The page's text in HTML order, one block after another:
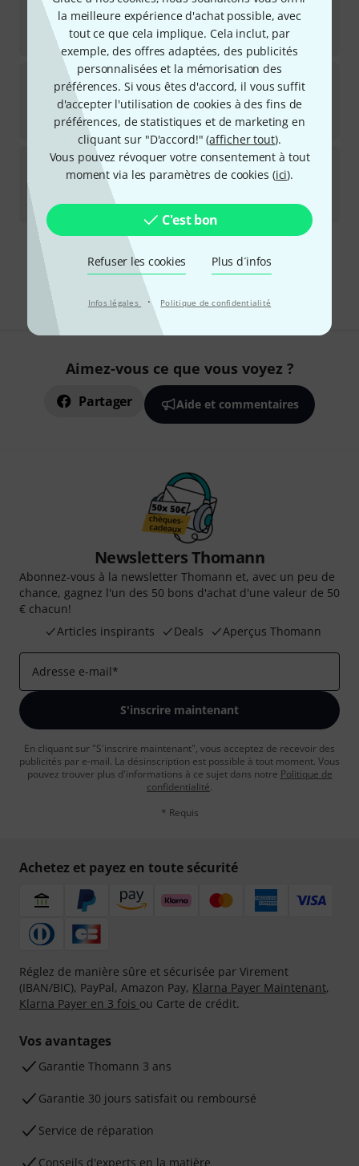
la meilleure expérience d'achat possible, avec
tout ce que cela implique. Cela inclut, par
exemple, des offres adaptées, des publicités
personnalisées et la mémorisation des
préférences. Si vous êtes d'accord, il vous suffit
d'accepter l'utilisation de cookies à des fins de
préférences, de statistiques et de marketing en
cliquant sur "D'accord!" (afficher tout).
Vous pouvez révoquer votre consentement à tout
moment via les paramètres de cookies (ici).
C'est bon
Refuser les cookies Plus d´infos
Infos légales · Politique de confidentialité
Disponible immédiatement
8,70€
TerreJaw Harp Wooden Case M
2
Disponible immédiatement
10,30 €
Thomann Spoon Jaw Clapper
17
Disponible sous 4–5 semaines
10,90€
Envoi gratuit à partir de 69 €
Les prix sont indiqués avec TVA comprise
Aimez-vous ce que vous voyez ?
Partager Aide et commentaires
Newsletters Thomann
Abonnez-vous à la newsletter Thomann et, avec un peu de
chance, gagnez l'un des 50 bons d'achat d'une valeur de 50
€ chacun!
Articles inspirants
Deals Aperçus Thomann
Adresse e-mail*
S'inscrire maintenant
En cliquant sur "S'inscrire maintenant", vous acceptez de recevoir des
publicités par e-mail. La désinscription est possible à tout moment. Vous
pouvez trouver plus d'informations à ce sujet dans notre Politique de
confidentialité.
* Requis
Achetez et payez en toute sécurité
Réglez de manière sûre et sécurisée par Virement
(IBAN/BIC), PayPal, Amazon Pay, Klarna Payer Maintenant,
Klarna Payer en 3 fois ou Carte de crédit.
Vos avantages
Ga­ran­tie Thomann 3 ans
Garantie 30 jours satisfait ou remboursé
Service de réparation
Conseils d'experts en la matière